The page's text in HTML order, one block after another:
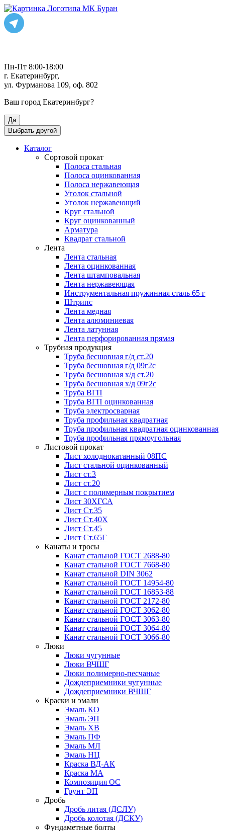
Пн-Пт 8:00-18:00
г. Екатеринбург,
ул. Фурманова 109, оф. 802
Ваш город Екатеринбург?
Да
Выбрать другой
Каталог
Сортовой прокат
Полоса стальная
Полоса оцинкованная
Полоса нержавеющая
Уголок стальной
Уголок нержавеющий
Круг стальной
Круг оцинкованный
Арматура
Квадрат стальной
Лента
Лента стальная
Лента оцинкованная
Лента штамповальная
Лента нержавеющая
Инструментальная пружинная сталь 65 г
Штрипс
Лента медная
Лента алюминиевая
Лента латунная
Лента перфорированная прямая
Трубная продукция
Труба бесшовная г/д ст.20
Труба бесшовная г/д 09г2с
Труба бесшовная х/д ст.20
Труба бесшовная х/д 09г2с
Труба ВГП
Труба ВГП оцинкованная
Труба электросварная
Труба профильная квадратная
Труба профильная квадратная оцинкованная
Труба профильная прямоугольная
Листовой прокат
Лист холоднокатанный 08ПС
Лист стальной оцинкованный
Лист ст.3
Лист ст.20
Лист с полимерным покрытием
Лист 30ХГСА
Лист Ст.35
Лист Ст.40Х
Лист Ст.45
Лист Ст.65Г
Канаты и тросы
Канат стальной ГОСТ 2688-80
Канат стальной ГОСТ 7668-80
Канат стальной DIN 3062
Канат стальной ГОСТ 14954-80
Канат стальной ГОСТ 16853-88
Канат стальной ГОСТ 2172-80
Канат стальной ГОСТ 3062-80
Канат стальной ГОСТ 3063-80
Канат стальной ГОСТ 3064-80
Канат стальной ГОСТ 3066-80
Люки
Люки чугунные
Люки ВЧШГ
Люки полимерно-песчаные
Дождеприемники чугунные
Дождеприемники ВЧШГ
Краски и эмали
Эмаль КО
Эмаль ЭП
Эмаль ХВ
Эмаль ПФ
Эмаль МЛ
Эмаль НЦ
Краска ВД-АК
Краска МА
Композиция ОС
Грунт ЭП
Дробь
Дробь литая (ДСЛУ)
Дробь колотая (ДСКУ)
Фундаметные болты